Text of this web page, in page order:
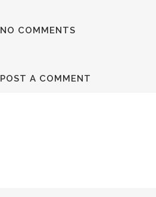
NO COMMENTS
POST A COMMENT